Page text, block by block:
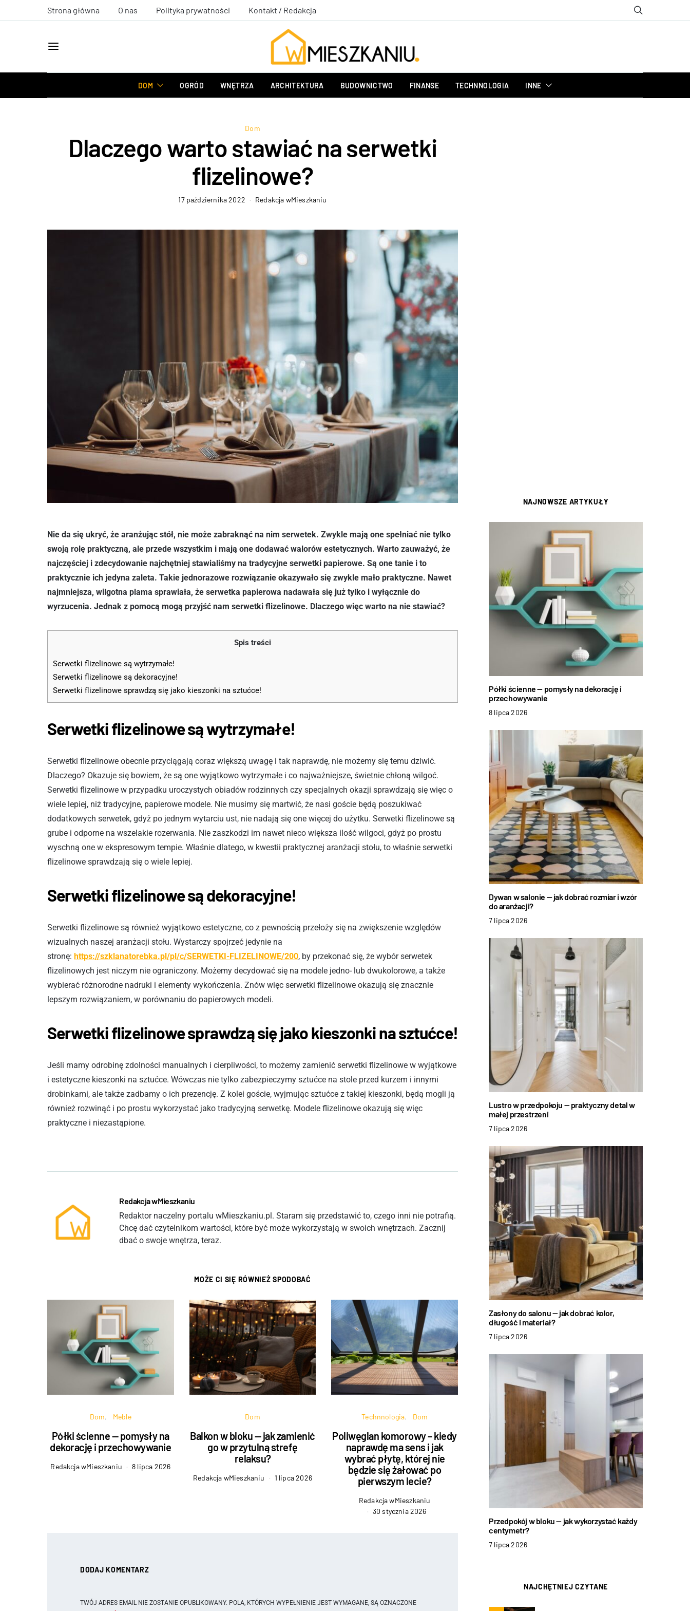
Strona główna O nas Polityka prywatności Kontakt / Redakcja
DOM OGRÓD WNĘTRZA ARCHITEKTURA BUDOWNICTWO FINANSE TECHNNOLOGIA INNE
Dom
Dlaczego warto stawiać na serwetki
flizelinowe?
17 października 2022 Redakcja wMieszkaniu
Nie da się ukryć, że aranżując stół, nie może zabraknąć na nim serwetek. Zwykle mają one spełniać nie tylko
swoją rolę praktyczną, ale przede wszystkim i mają one dodawać walorów estetycznych. Warto zauważyć, że
najczęściej i zdecydowanie najchętniej stawialiśmy na tradycyjne serwetki papierowe. Są one tanie i to
praktycznie ich jedyna zaleta. Takie jednorazowe rozwiązanie okazywało się zwykle mało praktyczne. Nawet
najmniejsza, wilgotna plama sprawiała, że serwetka papierowa nadawała się już tylko i wyłącznie do
wyrzucenia. Jednak z pomocą mogą przyjść nam serwetki flizelinowe. Dlaczego więc warto na nie stawiać?
Spis treści
Serwetki flizelinowe są wytrzymałe!
Serwetki flizelinowe są dekoracyjne!
Serwetki flizelinowe sprawdzą się jako kieszonki na sztućce!
Serwetki flizelinowe są wytrzymałe!
Serwetki flizelinowe obecnie przyciągają coraz większą uwagę i tak naprawdę, nie możemy się temu dziwić.
Dlaczego? Okazuje się bowiem, że są one wyjątkowo wytrzymałe i co najważniejsze, świetnie chłoną wilgoć.
Serwetki flizelinowe w przypadku uroczystych obiadów rodzinnych czy specjalnych okazji sprawdzają się więc o
wiele lepiej, niż tradycyjne, papierowe modele. Nie musimy się martwić, że nasi goście będą poszukiwać
dodatkowych serwetek, gdyż po jednym wytarciu ust, nie nadają się one więcej do użytku. Serwetki flizelinowe są
grube i odporne na wszelakie rozerwania. Nie zaszkodzi im nawet nieco większa ilość wilgoci, gdyż po prostu
wyschną one w ekspresowym tempie. Właśnie dlatego, w kwestii praktycznej aranżacji stołu, to właśnie serwetki
flizelinowe sprawdzają się o wiele lepiej.
Serwetki flizelinowe są dekoracyjne!
Serwetki flizelinowe są również wyjątkowo estetyczne, co z pewnością przełoży się na zwiększenie względów
wizualnych naszej aranżacji stołu. Wystarczy spojrzeć jedynie na
stronę: https://szklanatorebka.pl/pl/c/SERWETKI-FLIZELINOWE/200, by przekonać się, że wybór serwetek
flizelinowych jest niczym nie ograniczony. Możemy decydować się na modele jedno- lub dwukolorowe, a także
wybierać różnorodne nadruki i elementy wykończenia. Znów więc serwetki flizelinowe okazują się znacznie
lepszym rozwiązaniem, w porównaniu do papierowych modeli.
Serwetki flizelinowe sprawdzą się jako kieszonki na sztućce!
Jeśli mamy odrobinę zdolności manualnych i cierpliwości, to możemy zamienić serwetki flizelinowe w wyjątkowe
i estetyczne kieszonki na sztućce. Wówczas nie tylko zabezpieczymy sztućce na stole przed kurzem i innymi
drobinkami, ale także zadbamy o ich prezencję. Z kolei goście, wyjmując sztućce z takiej kieszonki, będą mogli ją
również rozwinąć i po prostu wykorzystać jako tradycyjną serwetkę. Modele flizelinowe okazują się więc
praktyczne i niezastąpione.
Redakcja wMieszkaniu
Redaktor naczelny portalu wMieszkaniu.pl. Staram się przedstawić to, czego inni nie potrafią.
Chcę dać czytelnikom wartości, które być może wykorzystają w swoich wnętrzach. Zacznij
dbać o swoje wnętrza, teraz.
MOŻE CI SIĘ RÓWNIEŻ SPODOBAĆ
Dom Meble
Półki ścienne — pomysły na
dekorację i przechowywanie
Redakcja wMieszkaniu 8 lipca 2026
Dom
Balkon w bloku — jak zamienić
go w przytulną strefę
relaksu?
Redakcja wMieszkaniu 1 lipca 2026
Technnologia Dom
Poliwęglan komorowy – kiedy
naprawdę ma sens i jak
wybrać płytę, której nie
będzie się żałować po
pierwszym lecie?
Redakcja wMieszkaniu
30 stycznia 2026
DODAJ KOMENTARZ
TWÓJ ADRES EMAIL NIE ZOSTANIE OPUBLIKOWANY. POLA, KTÓRYCH WYPEŁNIENIE JEST WYMAGANE, SĄ OZNACZONE
NAJNOWSZE ARTYKUŁY
Półki ścienne — pomysły na dekorację i
przechowywanie
8 lipca 2026
Dywan w salonie — jak dobrać rozmiar i wzór
do aranżacji?
7 lipca 2026
Lustro w przedpokoju — praktyczny detal w
małej przestrzeni
7 lipca 2026
Zasłony do salonu — jak dobrać kolor,
długość i materiał?
7 lipca 2026
Przedpokój w bloku — jak wykorzystać każdy
centymetr?
7 lipca 2026
NAJCHĘTNIEJ CZYTANE